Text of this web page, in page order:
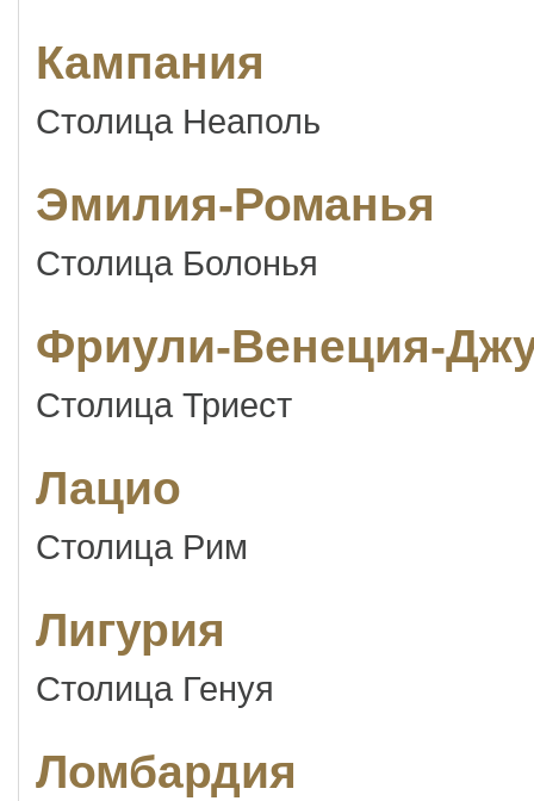
Кампания
Столица Неаполь
Эмилия-Романья
Столица Болонья
Фриули-Венеция-
Столица Триест
Лацио
Столица Рим
Лигурия
Столица Генуя
Ломбардия